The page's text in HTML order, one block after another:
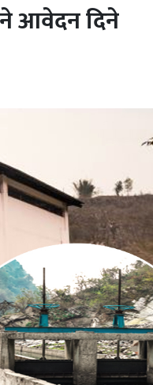
आवेदन दिने